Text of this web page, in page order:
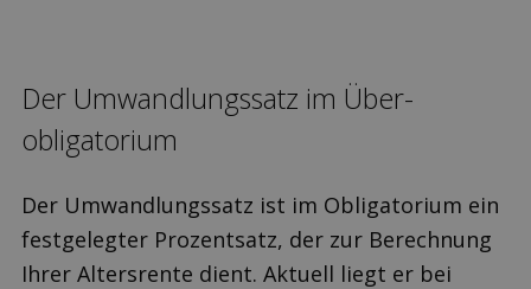
Der Umwandlungssatz im Über­
obligatorium
Der Umwandlungssatz ist im Obligatorium ein
festgelegter Prozentsatz, der zur Berechnung
Ihrer Altersrente dient. Aktuell liegt er bei